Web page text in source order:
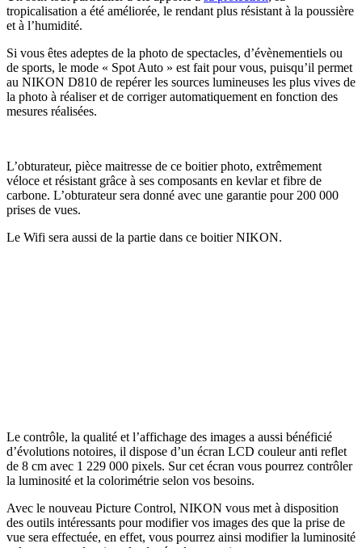
tropicalisation a été améliorée, le rendant plus résistant à la poussière
et à l’humidité.
Si vous êtes adeptes de la photo de spectacles, d’évènementiels ou
de sports, le mode « Spot Auto » est fait pour vous, puisqu’il permet
au NIKON D810 de repérer les sources lumineuses les plus vives de
la photo à réaliser et de corriger automatiquement en fonction des
mesures réalisées.
L’obturateur, pièce maitresse de ce boitier photo, extrêmement
véloce et résistant grâce à ses composants en kevlar et fibre de
carbone. L’obturateur sera donné avec une garantie pour 200 000
prises de vues.
Le Wifi sera aussi de la partie dans ce boitier NIKON.
Le contrôle, la qualité et l’affichage des images a aussi bénéficié
d’évolutions notoires, il dispose d’un écran LCD couleur anti reflet
de 8 cm avec 1 229 000 pixels. Sur cet écran vous pourrez contrôler
la luminosité et la colorimétrie selon vos besoins.
Avec le nouveau Picture Control, NIKON vous met à disposition
des outils intéressants pour modifier vos images des que la prise de
vue sera effectuée, en effet, vous pourrez ainsi modifier la luminosité